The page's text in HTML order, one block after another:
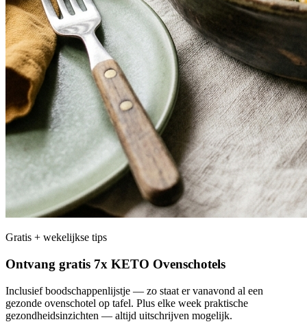
Gratis + wekelijkse tips
Ontvang gratis 7x KETO Ovenschotels
Inclusief boodschappenlijstje — zo staat er vanavond al een
gezonde ovenschotel op tafel. Plus elke week praktische
gezondheidsinzichten — altijd uitschrijven mogelijk.